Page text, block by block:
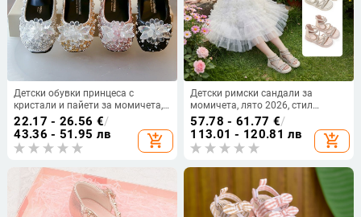
Детски обувки принцеса с
кристали и пайети за момичета,
мека подметка, пролет-лято 2024
22.17 - 26.56 €/
43.36 - 51.95 лв
add_shopping_cart
Детски римски сандали за
момичета, лято 2026, стил
принцеса, мека подметка
57.78 - 61.77 €/
113.01 - 120.81 лв
add_shopping_cart